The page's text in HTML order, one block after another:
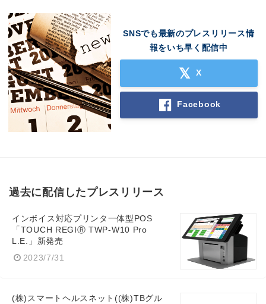
SNSでも最新のプレスリリース情
報をいち早く配信中
X
Facebook
過去に配信したプレスリリース
インボイス対応プリンタ一体型POS
「TOUCH REGIⓇ TWP-W10 Pro
L.E.」新発売
2023/7/31
(株)スマートヘルスネット((株)TBグル